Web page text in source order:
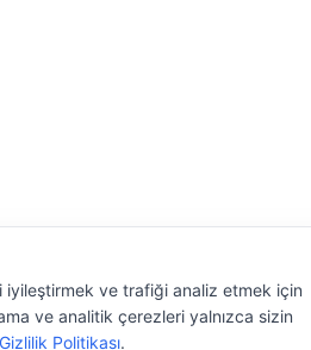
iyileştirmek ve trafiği analiz etmek için
ve analitik çerezleri yalnızca sizin
Gizlilik Politikası.